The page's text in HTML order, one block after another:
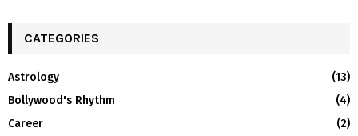
CATEGORIES
Astrology
(13)
Bollywood's Rhythm
(4)
Career
(2)